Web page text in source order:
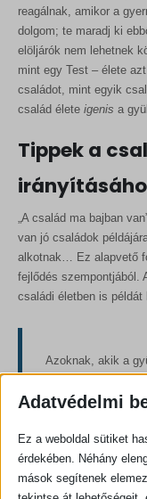
reagálnak, amikor a
dolgom; te maradj ki
elöljárók nem lehetnek
mint egy Test – élete
családot, mint egyik
család élete igenis a
Tippek a
„A család ma bajban
van jó családok
alkotnak… Ez alapvető
fejlődés szempontjából.
családi életben is példát
Azoknak, akik a
A BER csapat tagjai
meghatározták a
növekedtek:
Adatvédelmi
Ez a weboldal sütiket
érdekében. Néhány
mások segítenek